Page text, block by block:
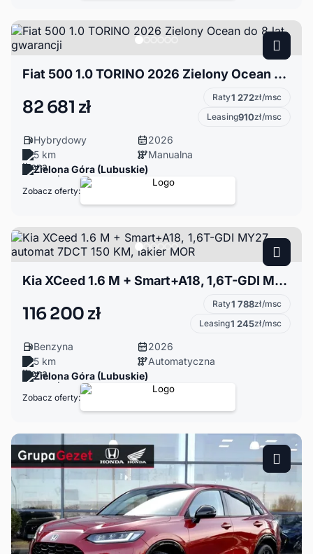
Fiat 500 1.0 TORINO 2026 Zielony Ocean do 8 lat gwarancji
82 681 zł Raty1 272zł/msc
Leasing910zł/msc
Hybrydowy
2026
5 km
Manualna
Zielona Góra (Lubuskie)
Zobacz oferty:
Kia XCeed 1.6 M + Smart+A18, 1,6T-GDI MY27 automat 7DCT 150 KM, lakier MOR
116 200 zł Raty1 788zł/msc
Leasing1 245zł/msc
Benzyna
2026
5 km
Automatyczna
Zielona Góra (Lubuskie)
Zobacz oferty: